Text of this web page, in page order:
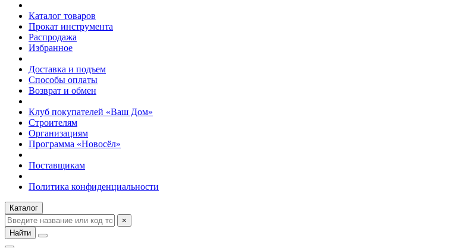
Каталог товаров
Прокат инструмента
Распродажа
Избранное
Доставка и подъем
Способы оплаты
Возврат и обмен
Клуб покупателей «Ваш Дом»
Строителям
Организациям
Программа «Новосёл»
Поставщикам
Политика конфиденциальности
Каталог
×
Найти